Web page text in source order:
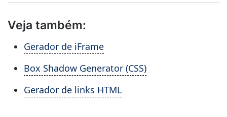
Veja também:
Gerador de iFrame
Box Shadow Generator (CSS)
Gerador de links HTML